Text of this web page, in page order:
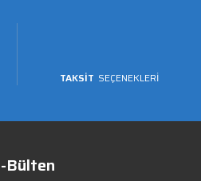
TAKSİT SEÇENEKLERİ
Bülten